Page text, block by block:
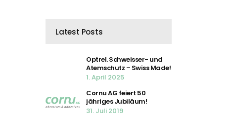
Latest Posts
Optrel. Schweisser- und
Atemschutz – Swiss Made!
1. April 2025
Cornu AG feiert 50
jähriges Jubiläum!
31. Juli 2019